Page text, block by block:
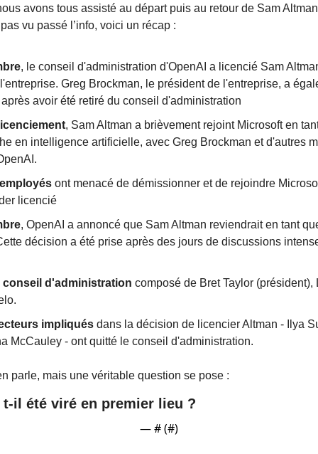
avons tous assisté au départ puis au retour de Sam
vu passé l’info, voici un récap :
, le conseil d'administration d'OpenAI a licencié Sam
Greg Brockman, le président de l'entreprise, a
avoir été retiré du conseil d'administration
, Sam Altman a brièvement rejoint Microsoft en
en intelligence artificielle, avec Greg Brockman et d'autres
ont menacé de démissionner et de rejoindre
licencié
, OpenAI a annoncé que Sam Altman reviendrait en tant
décision a été prise après des jours de discussions
conseil d'administration composé de Bret Taylor (président),
impliqués dans la décision de licencier Altman - Ilya
McCauley - ont quitté le conseil d'administration.
parle, mais une véritable question se pose :
il été viré en premier lieu ?
— # (#)